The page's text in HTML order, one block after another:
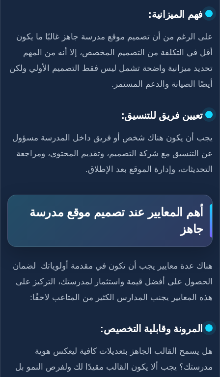
فهم الميزانية:
على الرغم من أن تصميم موقع مدرسة جاهز غالبًا ما يكون
أقل في التكلفة من التصميم المخصص، إلا أنه من المهم
تحديد ميزانية واضحة تشمل ليس فقط التصميم الأولي ولكن
أيضًا الصيانة والدعم المستمر.
تعيين فريق للتنسيق:
يجب أن يكون هناك شخص أو فريق داخل المدرسة مسؤول
عن التنسيق مع شركة التصميم، وتقديم المحتوى، ومراجعة
التحديثات، وإدارة الموقع بعد الإطلاق.
أهم المعايير عند تصميم موقع مدرسة
جاهز
هناك عدة معايير يجب أن تكون في مقدمة أولوياتك لضمان
الحصول على أفضل قيمة واستثمار لمدرستك، التركيز على
هذه المعايير يجنب المدارس الكثير من المتاعب لاحقًا:
المرونة وقابلية التخصيص:
هل يسمح القالب الجاهز بتعديلات كافية ليعكس هوية
مدرستك؟ يجب ألا يكون القالب مقيدًا لك ولفرص النمو بل